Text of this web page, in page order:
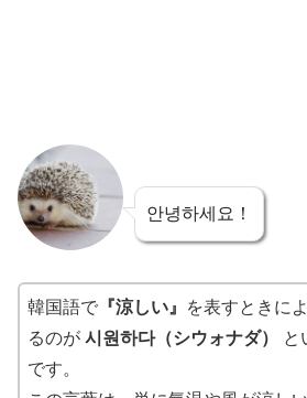
안녕하세요！
韓国語で 『涼しい』
を表すときに
るのが 시원하다（シウォナダ）
と
です。